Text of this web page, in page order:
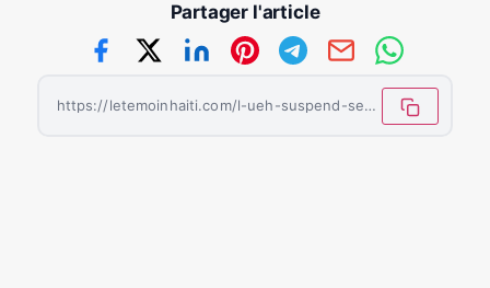
Partager l'article
https://letemoinhaiti.com/l-ueh-suspend-ses-relations-avec-l-ecole-de-droit-et-des-sciences-economiques-des-cayes/